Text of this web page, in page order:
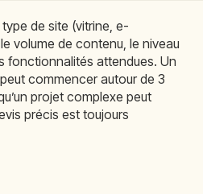
de site (vitrine, e-
volume de contenu, le niveau
fonctionnalités attendues. Un
commencer autour de 3
projet complexe peut
précis est toujours